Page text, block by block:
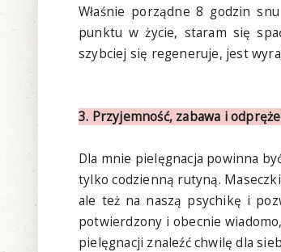
Właśnie porządne 8 godzin
punktu w życie, staram się
szybciej się regeneruje, jest
3. Przyjemność, zabawa i
Dla mnie pielęgnacja powinna
tylko codzienną rutyną.
ale też na naszą psychikę i
potwierdzony i obecnie
pielęgnacji znaleźć chwilę dla